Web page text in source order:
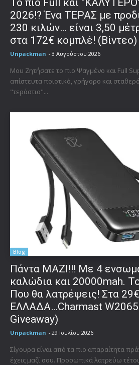
To πιο Full και
2026!? Ένα ΤΕΡΑΣ με
230 κιλών… είναι 3,50
στα 172€ κομπλέ! (Βίντεο)
Unpackman - 3 Αυγούστου 2026
Μου Ζητήσατε το πιο Ψαγμένο και Full Sup
απίστευτα ποιοτικό, γρήγορο και
"τεράστιο"...
Blog
Πάντα ΜΑΖΙ!!! Με 4
καλώδια και 20000mah.
Που θα λατρέψεις! Στα
ΕΛΛΑΔΑ…Charmast
Giveaway)
Unpackman - 29 Ιουλίου 2026
Σίγουρα είναι από τα πιο απαραίτητα
έχεις μαζί σου. Προσωπικά λατρεύω